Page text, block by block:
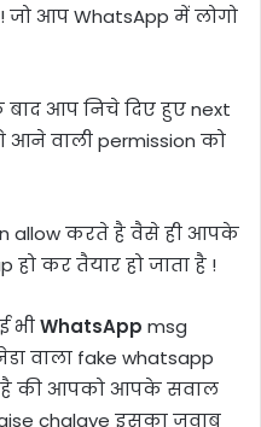
आप WhatsApp में लोगो
आप निचे दिए हुए next
वाली permission को
allow करते है वैसे ही आपके
कर तैयार हो जाता है !
भीWhatsApp msg
वाला fake whatsapp
है की आपको आपके सवाल
chalaye इसका जवाब